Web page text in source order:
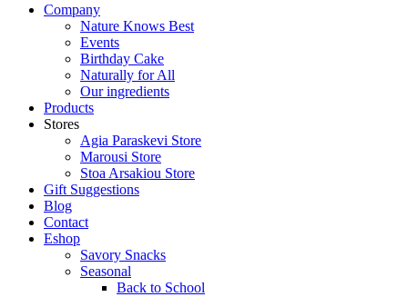
Company
Nature Knows Best
Events
Birthday Cake
Naturally for All
Our ingredients
Products
Stores
Agia Paraskevi Store
Marousi Store
Stoa Arsakiou Store
Gift Suggestions
Blog
Contact
Eshop
Savory Snacks
Seasonal
Back to School